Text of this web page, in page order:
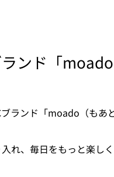
ンド「
ランド「moado（もあ
れ、毎日をもっと楽